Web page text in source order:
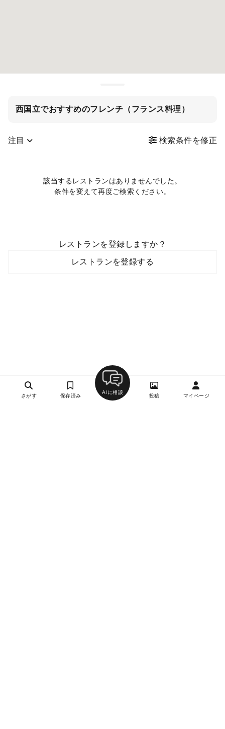
西国立でおすすめのフレンチ（フランス料理）
注目 検索条件を修正
該当するレストランはありませんでした。
条件を変えて再度ご検索ください。
レストランを登録しますか？
レストランを登録する
さがす 保存済み
AIに相談
投稿 マイページ